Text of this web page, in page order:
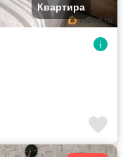
Квартира